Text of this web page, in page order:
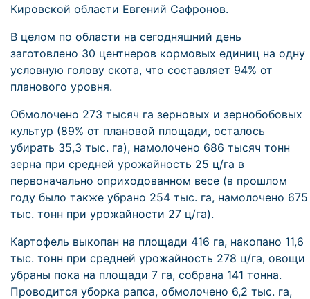
Кировской области Евгений Сафронов.
В целом по области на сегодняшний день
заготовлено 30 центнеров кормовых единиц на одну
условную голову скота, что составляет 94% от
планового уровня.
Обмолочено 273 тысяч га зерновых и зернобобовых
культур (89% от плановой площади, осталось
убирать 35,3 тыс. га), намолочено 686 тысяч тонн
зерна при средней урожайность 25 ц/га в
первоначально оприходованном весе (в прошлом
году было также убрано 254 тыс. га, намолочено 675
тыс. тонн при урожайности 27 ц/га).
Картофель выкопан на площади 416 га, накопано 11,6
тыс. тонн при средней урожайность 278 ц/га, овощи
убраны пока на площади 7 га, собрана 141 тонна.
Проводится уборка рапса, обмолочено 6,2 тыс. га,